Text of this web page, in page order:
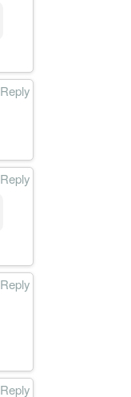
Reply
Reply
Reply
Reply